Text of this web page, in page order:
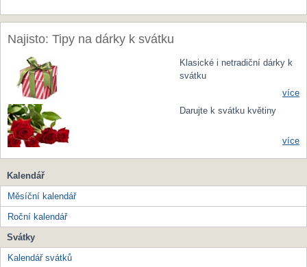
Najisto: Tipy na dárky k svátku
Klasické i netradiční dárky k
svátku
více
Darujte k svátku květiny
více
Kalendář
Měsíční kalendář
Roční kalendář
Svátky
Kalendář svátků